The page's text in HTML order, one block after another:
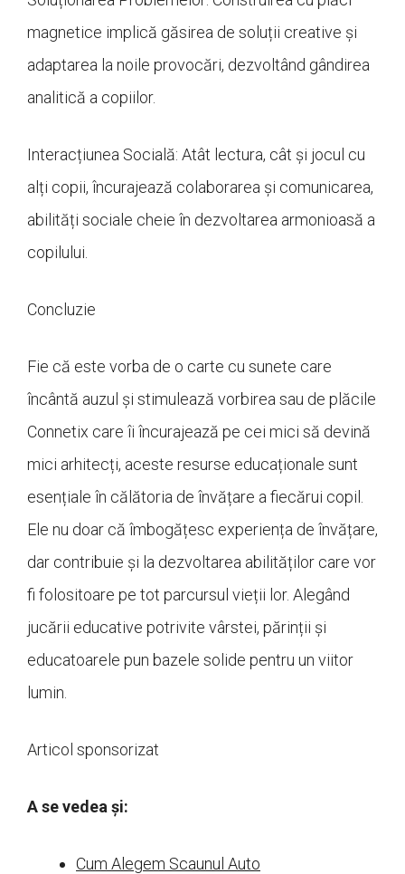
magnetice implică găsirea de soluții creative și
adaptarea la noile provocări, dezvoltând gândirea
analitică a copiilor.
Interacțiunea Socială: Atât lectura, cât și jocul cu
alți copii, încurajează colaborarea și comunicarea,
abilități sociale cheie în dezvoltarea armonioasă a
copilului.
Concluzie
Fie că este vorba de o carte cu sunete care
încântă auzul și stimulează vorbirea sau de plăcile
Connetix care îi încurajează pe cei mici să devină
mici arhitecți, aceste resurse educaționale sunt
esențiale în călătoria de învățare a fiecărui copil.
Ele nu doar că îmbogățesc experiența de învățare,
dar contribuie și la dezvoltarea abilităților care vor
fi folositoare pe tot parcursul vieții lor. Alegând
jucării educative potrivite vârstei, părinții și
educatoarele pun bazele solide pentru un viitor
lumin.
Articol sponsorizat
A se vedea și:
Cum Alegem Scaunul Auto